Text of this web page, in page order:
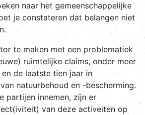
naar het gemeenschappelijke
je constateren dat belangen niet
te maken met een problematiek
ruimtelijke claims, onder meer
de laatste tien jaar in
natuurbehoud en -bescherming.
partijen innemen, zijn er
van deze activeiten op